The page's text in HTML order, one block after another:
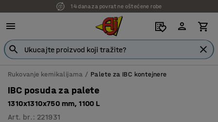
14 dana za povrat ne oštećene robe
Rukovanje kemikalijama Palete za IBC kontejnere
IBC posuda za palete
1310x1310x750 mm, 1100 L
Art. br. : 221931